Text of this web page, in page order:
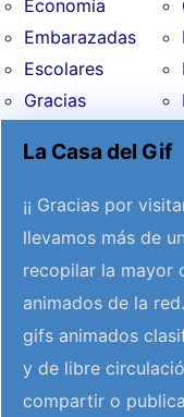
Economía
Embarazadas
Escolares
Gracias
La Casa del Gif
¡¡ Gracias por
llevamos más de
recopilar la mayor
animados de la
gifs animados
y de libre
compartir o